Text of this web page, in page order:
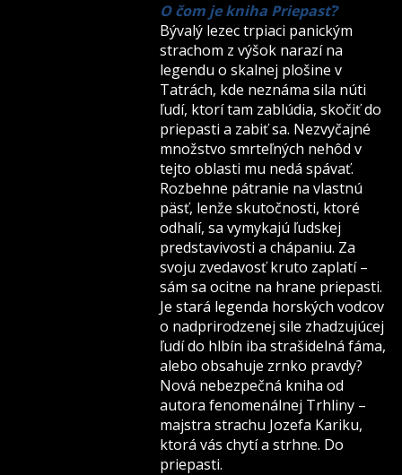
O čom je kniha Priepasť?
Bývalý lezec trpiaci panickým
strachom z výšok narazí na
legendu o skalnej plošine v
Tatrách, kde neznáma sila núti
ľudí, ktorí tam zablúdia, skočiť do
priepasti a zabiť sa. Nezvyčajné
množstvo smrteľných nehôd v
tejto oblasti mu nedá spávať.
Rozbehne pátranie na vlastnú
päsť, lenže skutočnosti, ktoré
odhalí, sa vymykajú ľudskej
predstavivosti a chápaniu. Za
svoju zvedavosť kruto zaplatí –
sám sa ocitne na hrane priepasti.
Je stará legenda horských vodcov
o nadprirodzenej sile zhadzujúcej
ľudí do hlbín iba strašidelná fáma,
alebo obsahuje zrnko pravdy?
Nová nebezpečná kniha od
autora fenomenálnej Trhliny –
majstra strachu Jozefa Kariku,
ktorá vás chytí a strhne. Do
priepasti.